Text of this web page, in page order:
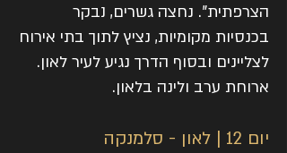
הצרפתית". נחצה גשרים, נבקר
בכנסיות מקומיות, נציץ לתוך בתי אירוח
לצליינים ובסוף הדרך נגיע לעיר לאון.
ארוחת ערב ולינה בלאון.
יום 12 | לאון - סלמנקה